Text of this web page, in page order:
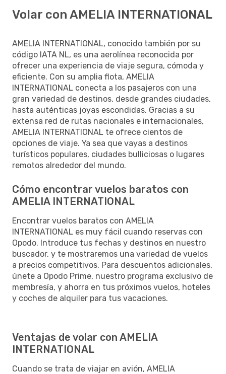
Volar con AMELIA INTERNATIONAL
AMELIA INTERNATIONAL, conocido también por su
código IATA NL, es una aerolínea reconocida por
ofrecer una experiencia de viaje segura, cómoda y
eficiente. Con su amplia flota, AMELIA
INTERNATIONAL conecta a los pasajeros con una
gran variedad de destinos, desde grandes ciudades,
hasta auténticas joyas escondidas. Gracias a su
extensa red de rutas nacionales e internacionales,
AMELIA INTERNATIONAL te ofrece cientos de
opciones de viaje. Ya sea que vayas a destinos
turísticos populares, ciudades bulliciosas o lugares
remotos alrededor del mundo.
Cómo encontrar vuelos baratos con
AMELIA INTERNATIONAL
Encontrar vuelos baratos con AMELIA
INTERNATIONAL es muy fácil cuando reservas con
Opodo. Introduce tus fechas y destinos en nuestro
buscador, y te mostraremos una variedad de vuelos
a precios competitivos. Para descuentos adicionales,
únete a Opodo Prime, nuestro programa exclusivo de
membresía, y ahorra en tus próximos vuelos, hoteles
y coches de alquiler para tus vacaciones.
Ventajas de volar con AMELIA
INTERNATIONAL
Cuando se trata de viajar en avión, AMELIA